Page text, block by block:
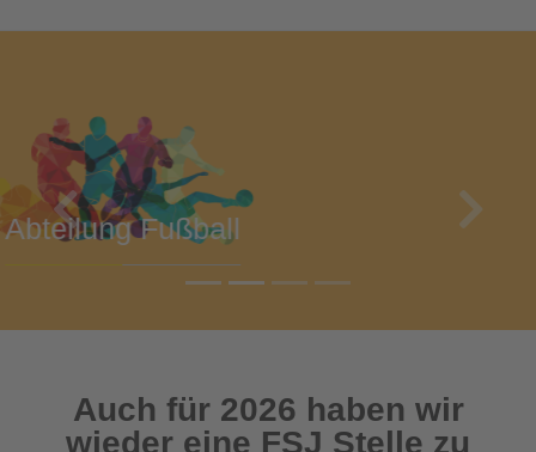
Abteilung Turnen
Previous
Auch für 2026 haben wir
wieder eine FSJ Stelle zu